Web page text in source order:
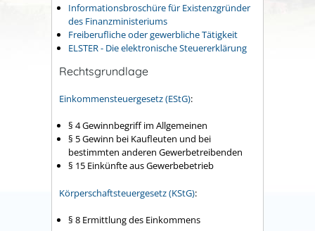
Informationsbroschüre für Existenzgründer
des Finanzministeriums
Freiberufliche oder gewerbliche Tätigkeit
ELSTER - Die elektronische Steuererklärung
Rechtsgrundlage
Einkommensteuergesetz (EStG):
§ 4Gewinnbegriff im Allgemeinen
§ 5 Gewinn bei Kaufleuten und bei
bestimmten anderen Gewerbetreibenden
§ 15 Einkünfte aus Gewerbebetrieb
Körperschaftsteuergesetz (KStG):
§ 8 Ermittlung des Einkommens